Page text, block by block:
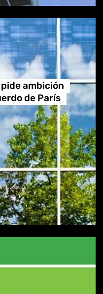
ambición
de París